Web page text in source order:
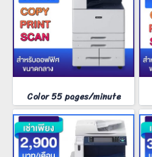
Color 55 pages/minute